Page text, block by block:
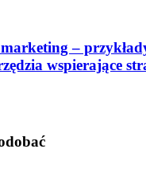
–
wspierające